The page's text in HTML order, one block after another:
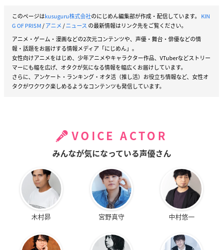
このページはkusuguru株式会社のにじめん編集部が作成・配信しています。 KIN
G OF PRISM/アニメ/ニュース の最新情報はリンク先をご覧ください。
アニメ・ゲーム・漫画などの2次元コンテンツや、声優・舞台・俳優などの情
報・話題をお届けする情報メディア「にじめん」。
女性向けアニメをはじめ、少年アニメやキャラクター作品、VTuberなどストリー
マーにも幅を広げ、オタクが気になる情報を幅広くお届けしています。
さらに、アンケート・ランキング・オタ活（推し活）お役立ち情報など、女性オ
タクがワクワク楽しめるようなコンテンツも発信しています。
VOICE ACTOR
みんなが気になっている声優さん
木村昴 宮野真守 中村悠一